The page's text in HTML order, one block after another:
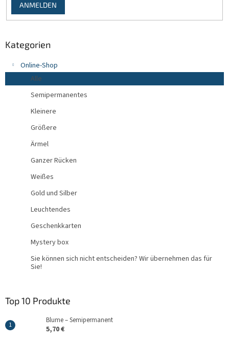
ANMELDEN
Kategorien
Online-Shop
Alle
Semipermanentes
Kleinere
Größere
Ärmel
Ganzer Rücken
Weißes
Gold und Silber
Leuchtendes
Geschenkkarten
Mystery box
Sie können sich nicht entscheiden? Wir übernehmen das für
Sie!
Top 10 Produkte
Blume – Semipermanent
5,70 €